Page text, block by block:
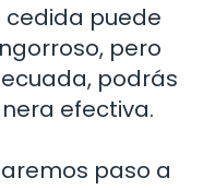
cedida puede
pero
podrás
efectiva.
paso a